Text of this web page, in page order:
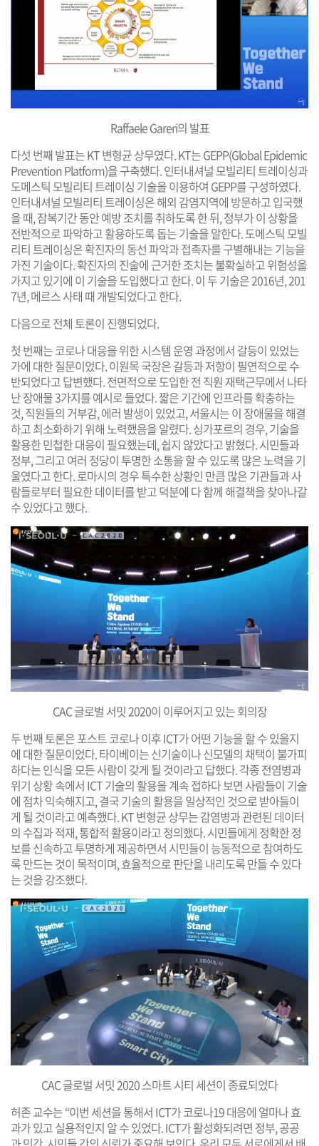
Raffaele Gareri의 발표
다섯 번째 발표는 KT 변형균 상무였다. KT는 GEPP(Global Epidemic
Prevention Platform)을 구축했다. 인터내셔널 모빌리티 트레이싱과
도메스틱 모빌리티 트레이싱 기술을 이용하여 GEPP를 구성하였다.
인터내셔널 모빌리티 트레이싱은 해외 감염지역에 방문하고 입국했
을 때, 잠복기간 동안 예방 조치를 취하도록 한 뒤, 정부가 이 상황을
전반적으로 파악하고 활용하도록 돕는 기술을 말한다. 도메스틱 모빌
리티 트레이싱은 확진자의 동선 파악과 접촉자를 구별해내는 기능을
가진 기술이다. 확진자의 진술에 근거한 조치는 불확실하고 위험성을
가지고 있기에 이 기술을 도입했다고 한다. 이 두 기술은 2016년, 201
7년, 메르스 사태 때 개발되었다고 한다.
다음으로 전체 토론이 진행되었다.
첫 번째는 코로나 대응을 위한 시스템 운영 과정에서 갈등이 있었는
가에 대한 질문이었다. 이원목 국장은 갈등과 저항이 필연적으로 수
반되었다고 답변했다. 전면적으로 도입한 전 직원 재택근무에서 나타
난 장애물 3가지를 예시로 들었다. 짧은 기간에 인프라를 확충하는
것, 직원들의 거부감, 에러 발생이 있었고, 서울시는 이 장애물을 해결
하고 최소화하기 위해 노력했음을 알렸다. 싱가포르의 경우, 기술을
활용한 민첩한 대응이 필요했는데, 쉽지 않았다고 밝혔다. 시민들과
정부, 그리고 여러 정당이 투명한 소통을 할 수 있도록 많은 노력을 기
울였다고 한다. 로마시의 경우 특수한 상황인 만큼 많은 기관들과 사
람들로부터 필요한 데이터를 받고 덕분에 다 함께 해결책을 찾아나갈
수 있었다고 했다.
CAC 글로벌 서밋 2020이 이루어지고 있는회의장
두 번째 토론은 포스트 코로나 이후 ICT가 어떤 기능을 할 수 있을지
에 대한 질문이었다. 타이베이는 신기술이나 신모델의 채택이 불가피
하다는 인식을 모든 사람이 갖게 될 것이라고 답했다. 각종 전염병과
위기 상황 속에서 ICT 기술의 활용을 계속 접하다 보면 사람들이 기술
에 점차 익숙해지고, 결국 기술의 활용을 일상적인 것으로 받아들이
게 될 것이라고 예측했다. KT 변형균 상무는 감염병과 관련된 데이터
의 수집과 적재, 통합적 활용이라고 정의했다. 시민들에게 정확한 정
보를 신속하고 투명하게 제공하면서 시민들이 능동적으로 참여하도
록 만드는 것이 목적이며, 효율적으로 판단을 내리도록 만들 수 있다
는 것을 강조했다.
CAC 글로벌 서밋 2020 스마트 시티 세션이 종료되었다
허존 교수는 “이번 세션을 통해서 ICT가 코로나19 대응에 얼마나 효
과가 있고 실용적인지 알 수 있었다. ICT가 활성화되려면 정부, 공공